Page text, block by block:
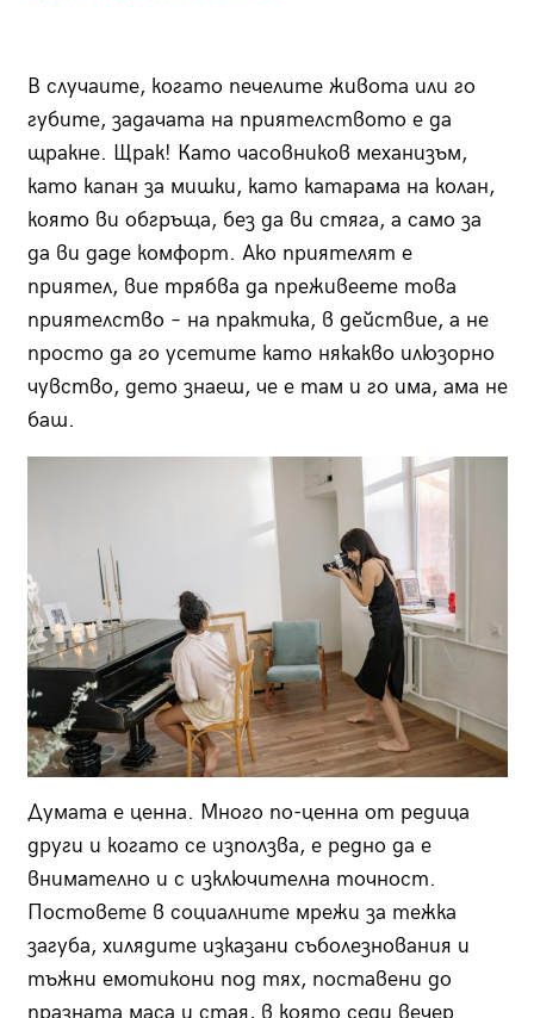
В случаите, когато печелите живота или го
губите, задачата на приятелството е да
щракне. Щрак! Като часовников механизъм,
като капан за мишки, като катарама на колан,
която ви обгръща, без да ви стяга, а само за
да ви даде комфорт. Ако приятелят е
приятел, вие трябва да преживеете това
приятелство – на практика, в действие, а не
просто да го усетите като някакво илюзорно
чувство, дето знаеш, че е там и го има, ама не
баш.
Думата е ценна. Много по-ценна от редица
други и когато се използва, е редно да е
внимателно и с изключителна точност.
Постовете в социалните мрежи за тежка
загуба, хилядите изказани съболезнования и
тъжни емотикони под тях, поставени до
празната маса и стая, в която седи вечер